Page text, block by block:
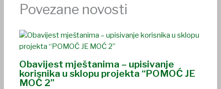
Povezane novosti
Obavijest mještanima – upisivanje
korisnika u sklopu projekta “POMOĆ JE
MOĆ 2”